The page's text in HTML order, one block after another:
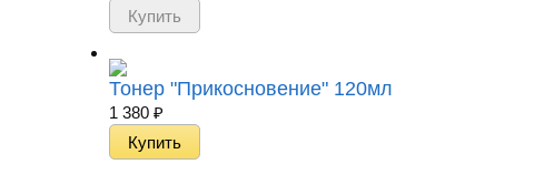
Тонер "Прикосновение" 120мл
1 380 ₽